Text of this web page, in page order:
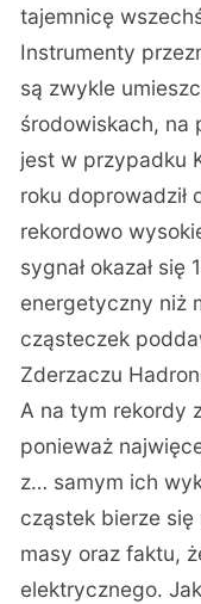
tajemnicę
Instrumenty
są zwykle
środowiskach, na
jest w przypadku
roku doprowadził
rekordowo
sygnał okazał
energetyczny niż
cząsteczek
Zderzaczu
A na tym rekordy
ponieważ
z… samym ich
cząstek bierze
masy oraz faktu,
elektrycznego.